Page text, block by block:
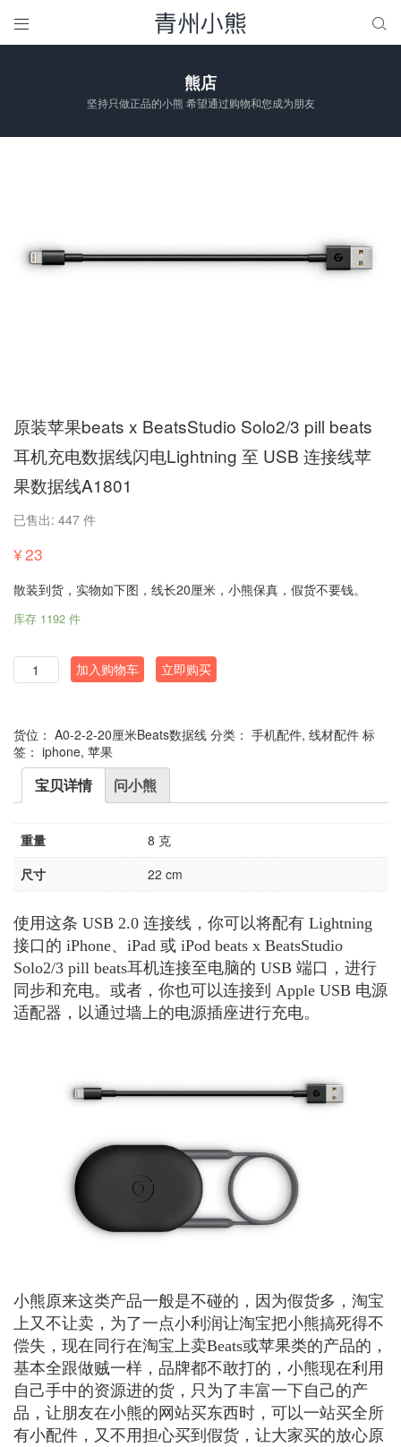
 
熊店
坚持只做正品的小熊 希望通过购物和您成为朋友
原装苹果beats x BeatsStudio Solo2/3 pill beats
耳机充电数据线闪电Lightning 至 USB 连接线苹
果数据线A1801
已售出: 447 件
¥23
散装到货，实物如下图，线长20厘米，小熊保真，假货不要钱。
库存 1192 件
数
量
加入购物车 立即购买
货位： A0-2-2-20厘米Beats数据线 分类： 手机配件, 线材配件 标
签： iphone, 苹果
宝贝详情 问小熊
重量
8 克
尺寸
22 cm
使用这条 USB 2.0 连接线，你可以将配有 Lightning
接口的 iPhone、iPad 或 iPod beats x BeatsStudio
Solo2/3 pill beats耳机连接至电脑的 USB 端口，进行
同步和充电。或者，你也可以连接到 Apple USB 电源
适配器，以通过墙上的电源插座进行充电。
小熊原来这类产品一般是不碰的，因为假货多，淘宝
上又不让卖，为了一点小利润让淘宝把小熊搞死得不
偿失，现在同行在淘宝上卖Beats或苹果类的产品的，
基本全跟做贼一样，品牌都不敢打的，小熊现在利用
自己手中的资源进的货，只为了丰富一下自己的产
品，让朋友在小熊的网站买东西时，可以一站买全所
有小配件，又不用担心买到假货，让大家买的放心原